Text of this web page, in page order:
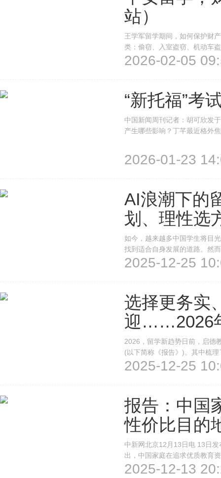
站）
王学军留学期间，如何保护财
类：偷窃、入室盗窃、机动车
窃可能造成人身伤害，尤其以
2026-02-05
“新托福”考
中国新闻周刊记者：胡可欣发
产生哪些影响？丁芊最近格外
2026-01-23
AI浪潮下的
划、理性选
如今，越来越多中国学生将目
找到适合自身发展的道路。然
争，如何科学规划、精准择校
2025-12-25
选择更务实
迎……2026
2026，留学新趋势日前，启德
(以下简称《报告》)。其中梳
2026年留学趋势有哪些？学子
2025-12-25
报告：中国
性价比目的
中新网北京12月13日电 13日
出，中国家庭在追求优质教育
报。政策相对稳定、性价比更
2025-12-13